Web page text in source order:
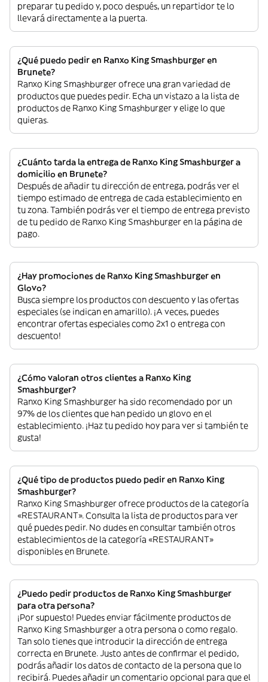
preparar tu pedido y, poco después, un repartidor te lo
llevará directamente a la puerta.
¿Qué puedo pedir en Ranxo King Smashburger en
Brunete?
Ranxo King Smashburger ofrece una gran variedad de
productos que puedes pedir. Echa un vistazo a la lista de
productos de Ranxo King Smashburger y elige lo que
quieras.
¿Cuánto tarda la entrega de Ranxo King Smashburger a
domicilio en Brunete?
Después de añadir tu dirección de entrega, podrás ver el
tiempo estimado de entrega de cada establecimiento en
tu zona. También podrás ver el tiempo de entrega previsto
de tu pedido de Ranxo King Smashburger en la página de
pago.
¿Hay promociones de Ranxo King Smashburger en
Glovo?
Busca siempre los productos con descuento y las ofertas
especiales (se indican en amarillo). ¡A veces, puedes
encontrar ofertas especiales como 2x1 o entrega con
descuento!
¿Cómo valoran otros clientes a Ranxo King
Smashburger?
Ranxo King Smashburger ha sido recomendado por un
97% de los clientes que han pedido un glovo en el
establecimiento. ¡Haz tu pedido hoy para ver si también te
gusta!
¿Qué tipo de productos puedo pedir en Ranxo King
Smashburger?
Ranxo King Smashburger ofrece productos de la categoría
«RESTAURANT». Consulta la lista de productos para ver
qué puedes pedir. No dudes en consultar también otros
establecimientos de la categoría «RESTAURANT»
disponibles en Brunete.
¿Puedo pedir productos de Ranxo King Smashburger
para otra persona?
¡Por supuesto! Puedes enviar fácilmente productos de
Ranxo King Smashburger a otra persona o como regalo.
Tan solo tienes que introducir la dirección de entrega
correcta en Brunete. Justo antes de confirmar el pedido,
podrás añadir los datos de contacto de la persona que lo
recibirá. Puedes añadir un comentario opcional para que el